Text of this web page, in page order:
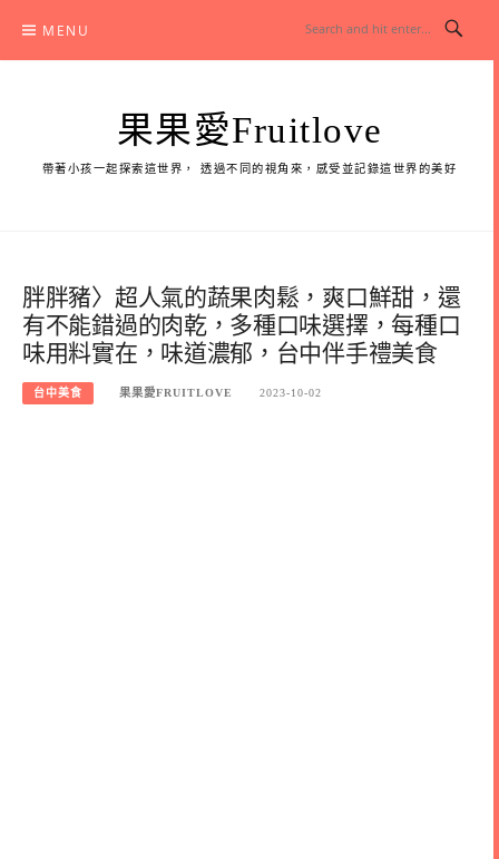
content
MENU
果果愛Fruitlove
帶著小孩一起探索這世界， 透過不同的視角來，感受並記錄這世界的美好
胖胖豬〉超人氣的蔬果肉鬆，爽口鮮甜，還
有不能錯過的肉乾，多種口味選擇，每種口
味用料實在，味道濃郁，台中伴手禮美食
台中美食 果果愛FRUITLOVE 2023-10-02